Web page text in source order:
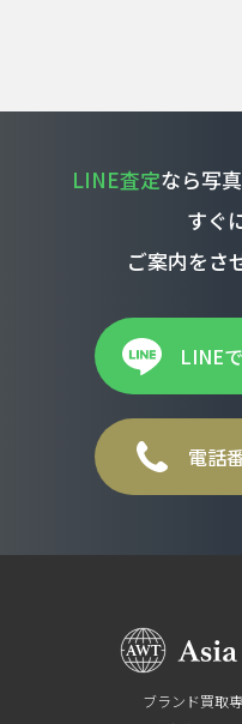
LINE査定なら写
すぐ
ご案内をさ
LINE
電話
ブランド買取